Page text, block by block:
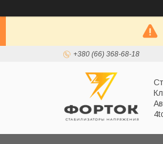
+380 (66) 368-68-18